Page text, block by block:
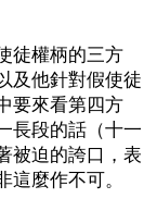
徒權柄的三方
及他針對假使徒
要來看第四方
長段的話（十一
被迫的誇口，表
麼作不可。